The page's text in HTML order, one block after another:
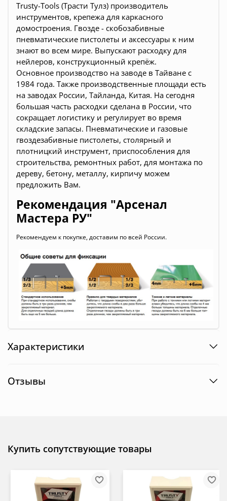
Trusty-Tools (Трасти Тулз) производитель
инструментов, крепежа для каркасного
домостроения. Гвозде - скобозабивные
пневматические пистолеты и аксессуары к ним
знают во всем мире. Выпускают расходку для
нейлеров, конструкционный крепёж.
Основное производство на заводе в Тайване с
1984 года. Также производственные площади есть
на заводах России, Тайланда, Китая. На сегодня
большая часть расходки сделана в России, что
сокращает логистику и регулирует во время
складские запасы. Пневматические и газовые
гвоздезабивные пистолеты, столярный и
плотницкий инструмент, приспособления для
строительства, ремонтных работ, для монтажа по
дереву, бетону, металлу, кирпичу можем
предложить Вам.
Рекомендация "Арсенал
Мастера РУ"
Рекомендуем к покупке, доставим по всей России.
Характеристики
Отзывы
Купить сопутствующие товары